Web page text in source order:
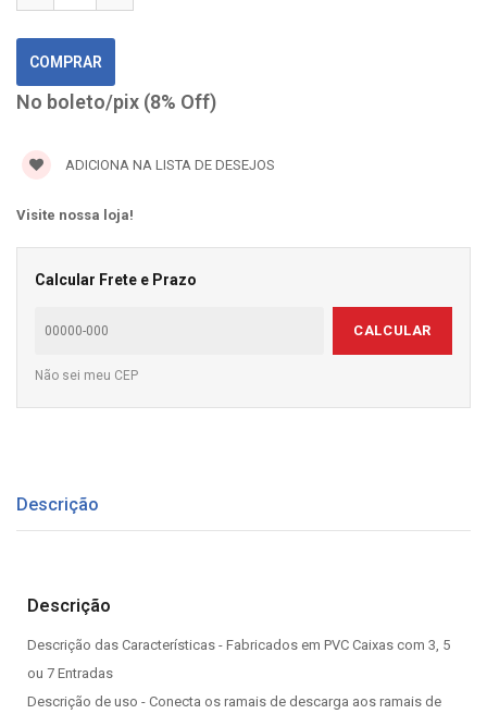
No boleto/pix (8% Off)
ADICIONA NA LISTA DE DESEJOS
Visite nossa loja!
Calcular Frete e Prazo
CALCULAR
Não sei meu CEP
Descrição
Descrição
Descrição das Características - Fabricados em PVC Caixas com 3, 5
ou 7 Entradas
Descrição de uso - Conecta os ramais de descarga aos ramais de